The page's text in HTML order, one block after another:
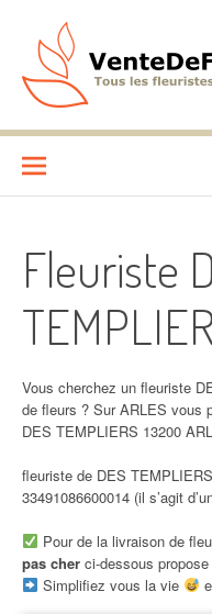
contenu
Fleuriste
Vous cherchez un fleuriste
de fleurs ? Sur ARLES vous
DES TEMPLIERS 13200
fleuriste de DES
33491086600014 (il s’agit
Pour de la livraison de
pas cher ci-dessous
Simplifiez vous la vie